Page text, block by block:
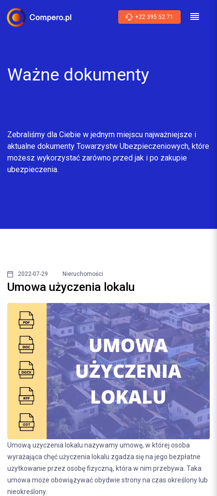
+22 395 52 71
Ważne dokumenty
Zebraliśmy dla Ciebie w jednym miejscu najważniejsze i
aktualne dokumenty Towarzystw Ubezpieczeniowych, które
możesz wykorzystać zarówno przed jak i po zakupie
ubezpieczenia.
2022-07-29 Nieruchomości
Umowa użyczenia lokalu
Umową użyczenia lokalu nazywamy umowę, w której osoba
wyrażająca chęć użyczenia lokalu zgadza się na jego bezpłatne
użytkowanie przez osobę fizyczną, która w nim przebywa. Taka
umowa może obowiązywać obydwie strony na czas określony lub
nieokreślony.